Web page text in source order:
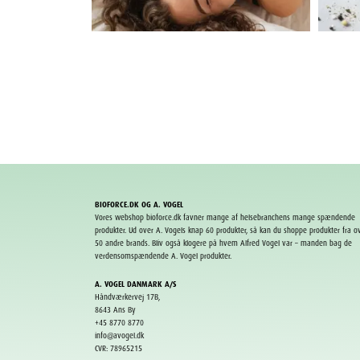
BIOFORCE.DK OG A. VOGEL
Vores webshop bioforce.dk favner mange af helsebranchens mange spændende
produkter. Ud over A. Vogels knap 60 produkter, så kan du shoppe produkter fra
50 andre brands. Bliv også klogere på hvem Alfred Vogel var – manden bag de
verdensomspændende A. Vogel produkter.
A. VOGEL DANMARK A/S
Håndværkervej 17B,
8643 Ans By
+45 8770 8770
info@avogel.dk
CVR: 78965215